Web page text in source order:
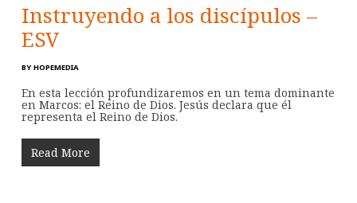
Instruyendo a los discípulos –
ESV
BY HOPEMEDIA
En esta lección profundizaremos en un tema dominante
en Marcos: el Reino de Dios. Jesús declara que él
representa el Reino de Dios.
Read More